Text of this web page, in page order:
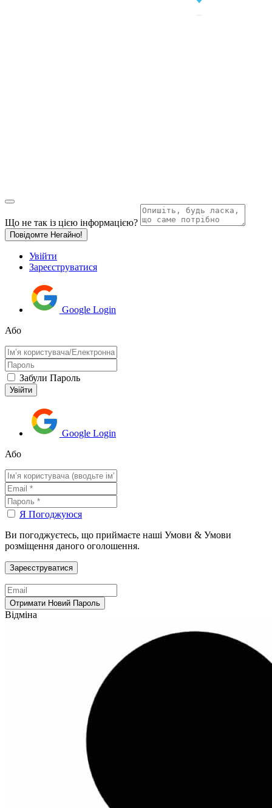
Що не так із цією інформацією?
Повідомте Негайно!
Увійти
Зареєструватися
Google Login
Або
Забули Пароль
Google Login
Або
Я Погоджуюся
Ви погоджуєтесь, що приймаєте наші Умови & Умови
розміщення даного оголошення.
Відміна